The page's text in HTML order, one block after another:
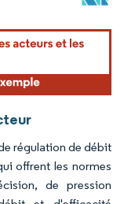
une attribution sous CC BY
régulation de débit
offrent les normes
de pression